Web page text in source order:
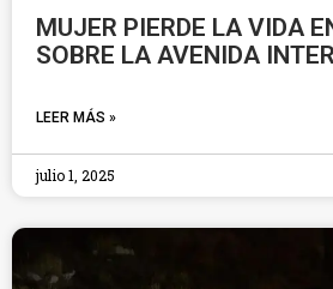
MUJER PIERDE LA VIDA
SOBRE LA AVENIDA
LEER MÁS »
julio 1, 2025